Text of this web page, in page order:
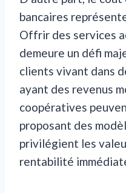
bancaires
Offrir des services
demeure un défi
clients vivant dans
ayant des revenus
coopératives
proposant des
privilégient les
rentabilité